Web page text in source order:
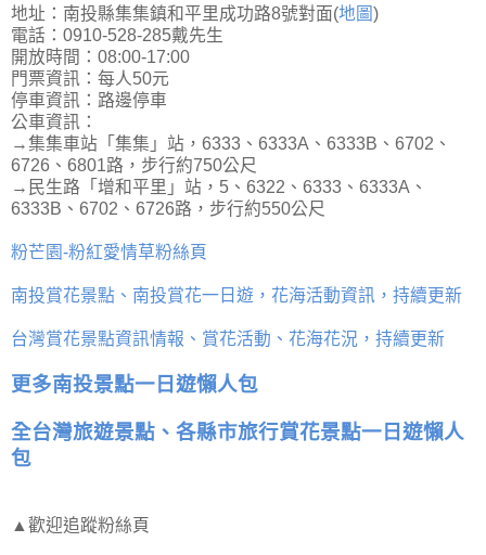
地址：南投縣集集鎮和平里成功路8號對面(地圖)
電話：0910-528-285戴先生
開放時間：08:00-17:00
門票資訊：每人50元
停車資訊：路邊停車
公車資訊：
→集集車站「集集」站，6333、6333A、6333B、6702、
6726、6801路，步行約750公尺
→民生路「增和平里」站，5、6322、6333、6333A、
6333B、6702、6726路，步行約550公尺
粉芒園-粉紅愛情草粉絲頁
南投賞花景點、南投賞花一日遊，花海活動資訊，持續更新
台灣賞花景點資訊情報、賞花活動、花海花況，持續更新
更多南投景點一日遊懶人包
全台灣旅遊景點、各縣市旅行賞花景點一日遊懶人
包
▲歡迎追蹤粉絲頁